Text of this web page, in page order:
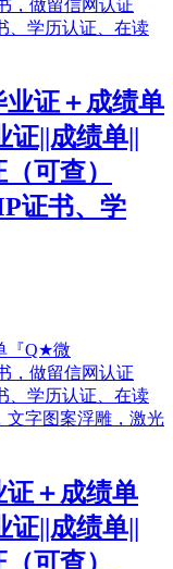
证＋成绩单
||成绩单||
可查）
证书、学
＋成绩单
||成绩单||
可查）